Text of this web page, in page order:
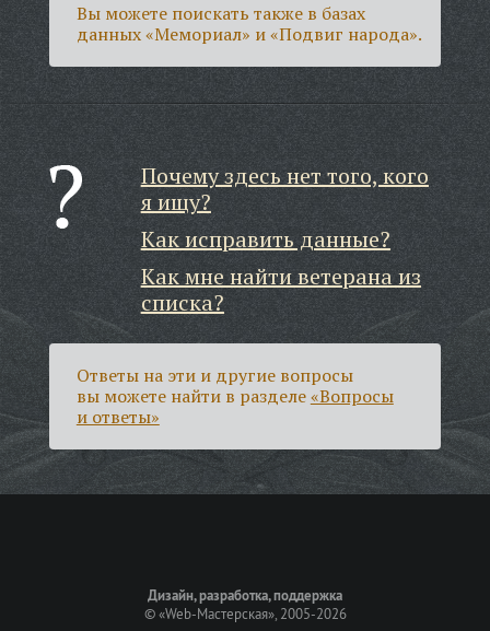
Вы можете поискать также в базах
данных «Мемориал» и «Подвиг народа».
Почему здесь нет того, кого
я ищу?
Как исправить данные?
Как мне найти ветерана из
списка?
Ответы на эти и другие вопросы
вы можете найти в разделе«Вопросы
и ответы»
Дизайн, разработка, поддержка
©«Web-Мастерская», 2005-2026